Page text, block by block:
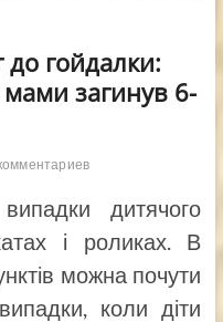
до гойдалки:
загинув 6-
дитячого
і роликах. В
можна почути
коли діти